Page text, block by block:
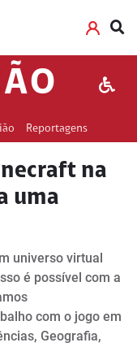
Reportagens
na
uma
universo virtual
é possível com a
com o jogo em
Geografia,